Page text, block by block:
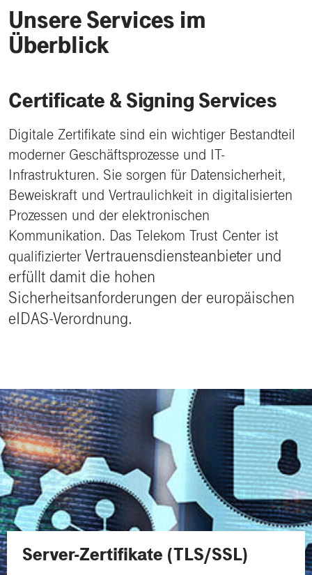
Unsere Services im
Überblick
Certificate & Signing Services
Digitale Zertifikate sind ein wichtiger Bestandteil
moderner Geschäftsprozesse und IT-
Infrastrukturen. Sie sorgen für Datensicherheit,
Beweiskraft und Vertraulichkeit in digitalisierten
Prozessen und der elektronischen
Kommunikation. Das Telekom Trust Center ist
qualifizierterVertrauensdiensteanbieter und
erfüllt damit die hohen
Sicherheitsanforderungen der europäischen
eIDAS-Verordnung.
Server-Zertifikate (TLS/SSL)